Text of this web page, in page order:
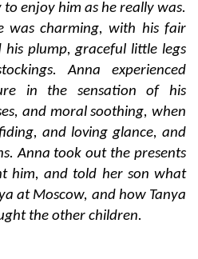
enjoy him as he really was.
was charming, with his fair
his plump, graceful little legs
Anna experienced
in the sensation of his
and moral soothing, when
and loving glance, and
Anna took out the presents
him, and told her son what
at Moscow, and how Tanya
the other children.